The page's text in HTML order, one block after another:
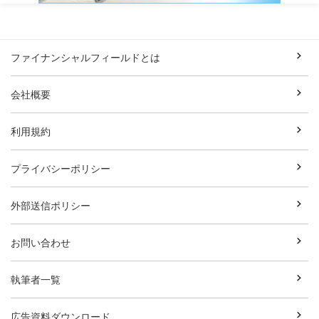
ファイナンシャルフィールドとは
会社概要
利用規約
プライバシーポリシー
外部送信ポリシー
お問い合わせ
執筆者一覧
広告資料ダウンロード